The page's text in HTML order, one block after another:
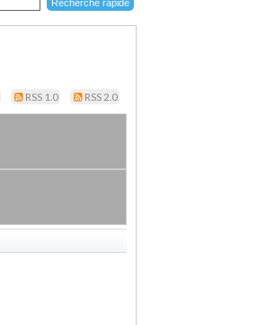
RSS 1.0 RSS 2.0